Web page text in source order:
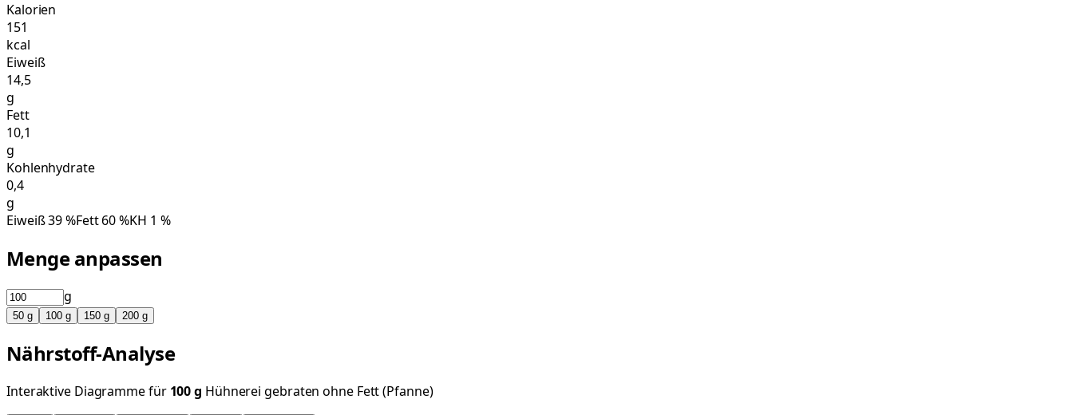
Kalorien
151
kcal
Eiweiß
14,5
g
Fett
10,1
g
Kohlenhydrate
0,4
g
Eiweiß39%Fett60%KH 1 %
Menge anpassen
g
50 g 100 g 150 g 200 g
Nährstoff-Analyse
Interaktive Diagramme für 100g Hühnerei gebraten ohne Fett (Pfanne)